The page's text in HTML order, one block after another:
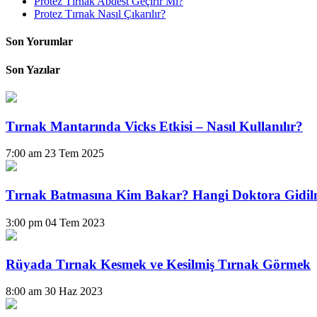
Protez Tırnak Nasıl Çıkarılır?
Son Yorumlar
Son Yazılar
Tırnak Mantarında Vicks Etkisi – Nasıl Kullanılır?
7:00 am 23 Tem 2025
Tırnak Batmasına Kim Bakar? Hangi Doktora
3:00 pm 04 Tem 2023
Rüyada Tırnak Kesmek ve Kesilmiş Tırnak Görmek
8:00 am 30 Haz 2023